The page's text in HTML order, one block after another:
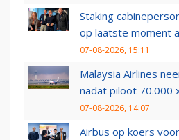
Staking
op laatste moment
07-08-2026, 15:11
Malaysia Airlines
nadat piloot 70.000
07-08-2026, 14:07
Airbus op koers